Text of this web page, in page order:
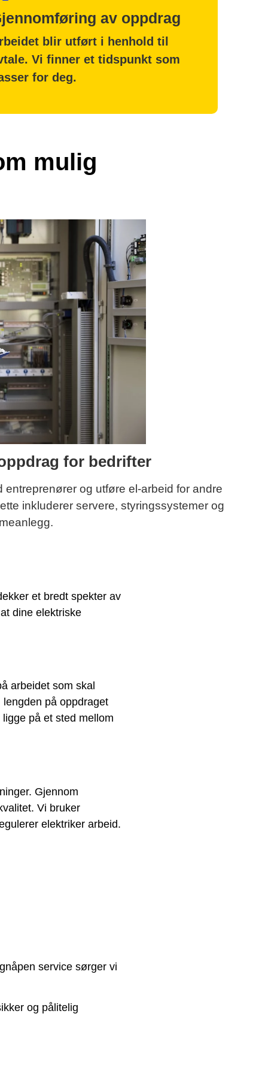
av oppdrag
blir utført i henhold til
Vi finner et tidspunkt som
for deg.
mulig
for bedrifter
og utføre el-arbeid for andre
inkluderer servere, styringssystemer og
et bredt spekter av
dine elektriske
arbeidet som skal
på oppdraget
på et sted mellom
Gjennom
Vi bruker
elektriker arbeid.
service sørger vi
og pålitelig